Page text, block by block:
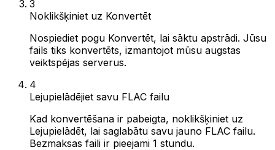
3
Noklikšķiniet uz Konvertēt
Nospiediet pogu Konvertēt, lai sāktu apstrādi. Jūsu
fails tiks konvertēts, izmantojot mūsu augstas
veiktspējas serverus.
4
Lejupielādējiet savu FLAC failu
Kad konvertēšana ir pabeigta, noklikšķiniet uz
Lejupielādēt, lai saglabātu savu jauno FLAC failu.
Bezmaksas faili ir pieejami 1 stundu.